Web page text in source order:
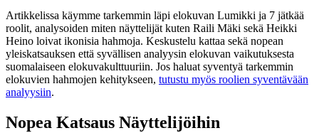
Artikkelissa käymme tarkemmin läpi elokuvan Lumikki ja 7 jätkää
roolit, analysoiden miten näyttelijät kuten Raili Mäki sekä Heikki
Heino loivat ikonisia hahmoja. Keskustelu kattaa sekä nopean
yleiskatsauksen että syvällisen analyysin elokuvan vaikutuksesta
suomalaiseen elokuvakulttuuriin. Jos haluat syventyä tarkemmin
elokuvien hahmojen kehitykseen, tutustu myös roolien syventävään
analyysiin.
Nopea Katsaus Näyttelijöihin